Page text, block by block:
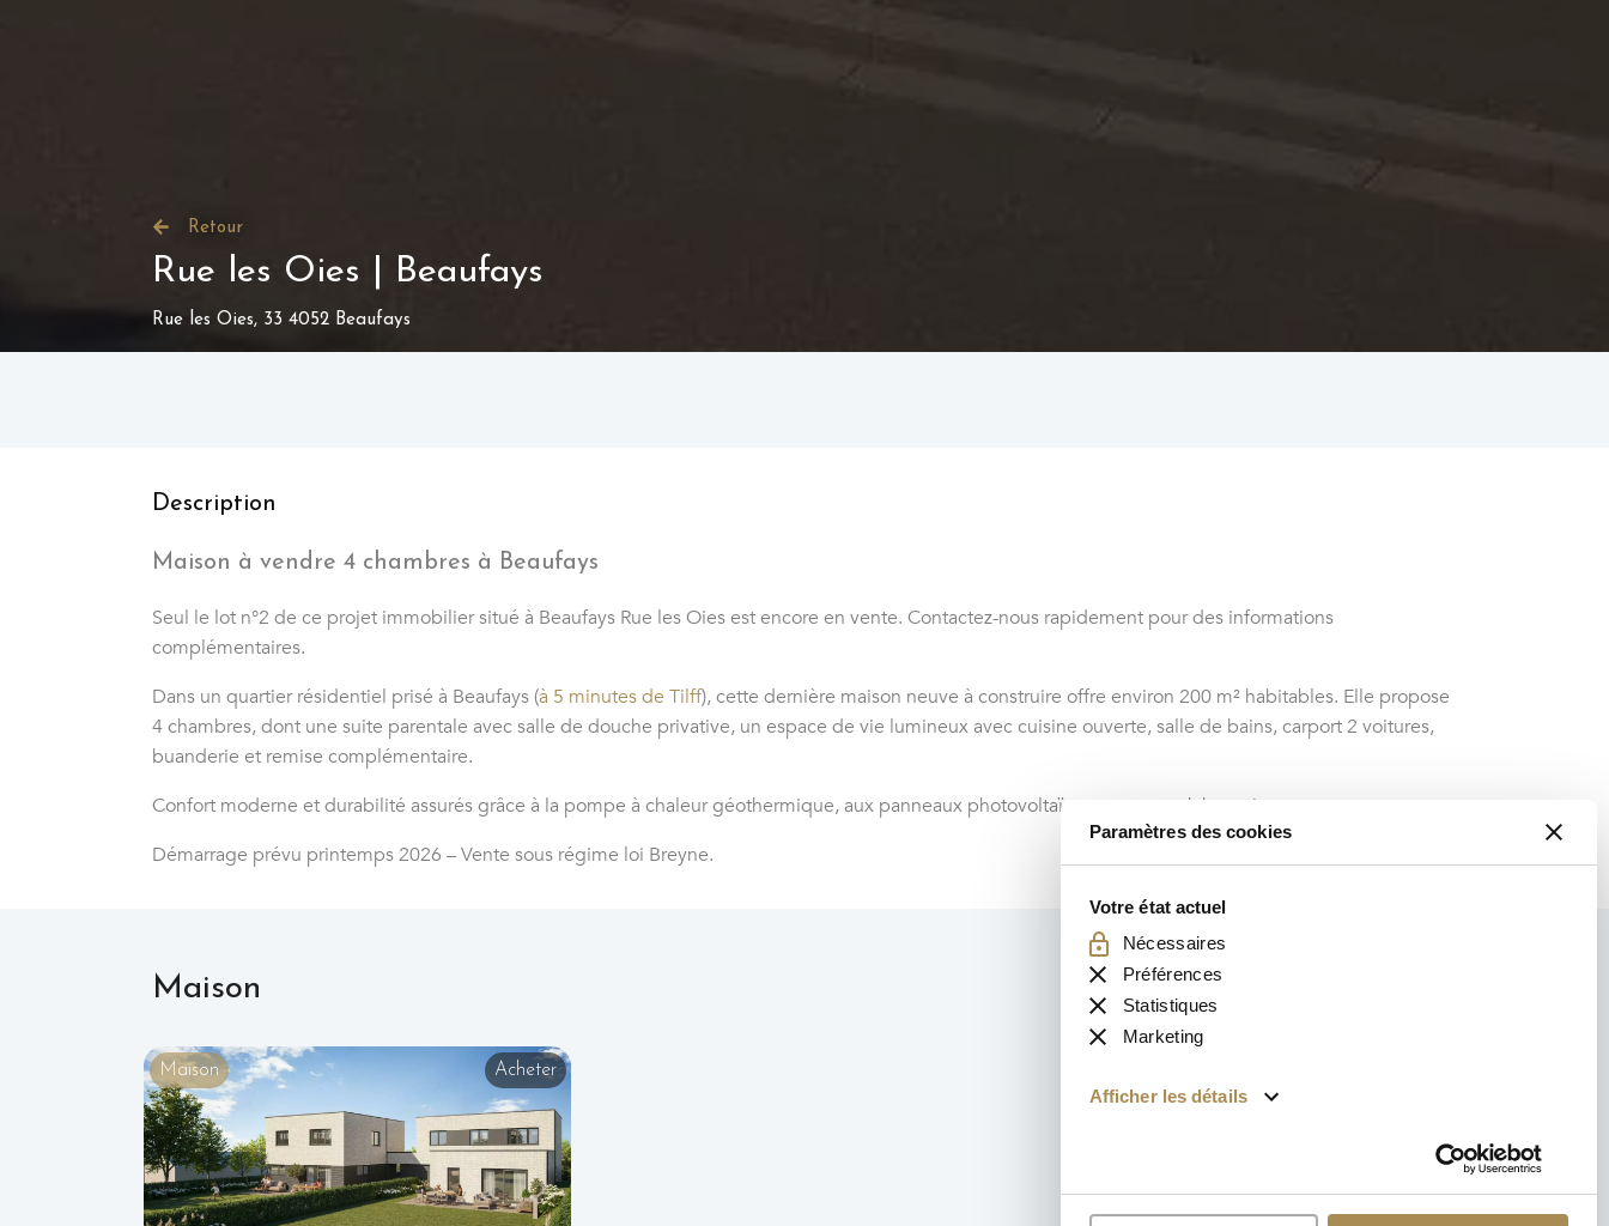
Retour
Rue les Oies | Beaufays
Rue les Oies, 33 4052 Beaufays
Description
Maison à vendre 4 chambres à Beaufays
Seul le lot n°2 de ce projet immobilier situé à Beaufays Rue les Oies est encore en vente. Contactez-nous rapidement pour des informations
complémentaires.
Dans un quartier résidentiel prisé à Beaufays (à 5 minutes de Tilff), cette dernière maison neuve à construire offre environ 200 m² habitables. Elle propose
4 chambres, dont une suite parentale avec salle de douche privative, un espace de vie lumineux avec cuisine ouverte, salle de bains, carport 2 voitures,
buanderie et remise complémentaire.
Confort moderne et durabilité assurés grâce à la pompe à chaleur géothermique, aux panneaux photovoltaïques et au pack batterie.
Démarrage prévu printemps 2026 – Vente sous régime loi Breyne.
Maison
Maison Acheter
Paramètres des cookies
Votre état ​​actuel
Nécessaires
Préférences
Statistiques
Marketing
Afficher les détails